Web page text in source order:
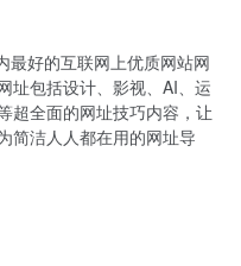
最好的互联网上优质网站网
址包括设计、影视、AI、运
超全面的网址技巧内容，让
简洁人人都在用的网址导